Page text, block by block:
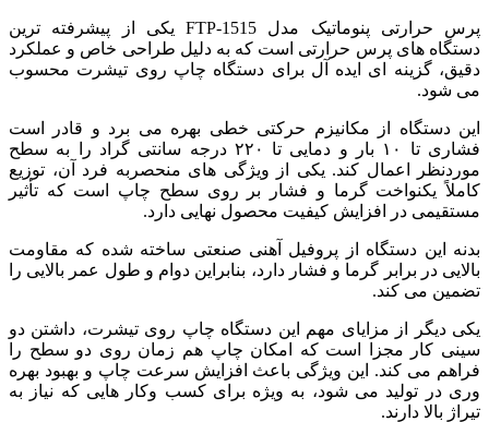
پرس حرارتی پنوماتیک مدل FTP-1515 یکی از پیشرفته ترین
دستگاه های پرس حرارتی است که به دلیل طراحی خاص و عملکرد
دقیق، گزینه ای ایده آل برای دستگاه چاپ روی تیشرت محسوب
می شود.
این دستگاه از مکانیزم حرکتی خطی بهره می برد و قادر است
فشاری تا ۱۰ بار و دمایی تا ۲۲۰ درجه سانتی گراد را به سطح
موردنظر اعمال کند. یکی از ویژگی های منحصربه فرد آن، توزیع
کاملاً یکنواخت گرما و فشار بر روی سطح چاپ است که تأثیر
مستقیمی در افزایش کیفیت محصول نهایی دارد.
بدنه این دستگاه از پروفیل آهنی صنعتی ساخته شده که مقاومت
بالایی در برابر گرما و فشار دارد، بنابراین دوام و طول عمر بالایی را
تضمین می کند.
یکی دیگر از مزایای مهم این دستگاه چاپ روی تیشرت، داشتن دو
سینی کار مجزا است که امکان چاپ هم زمان روی دو سطح را
فراهم می کند. این ویژگی باعث افزایش سرعت چاپ و بهبود بهره
وری در تولید می شود، به ویژه برای کسب وکار هایی که نیاز به
تیراژ بالا دارند.